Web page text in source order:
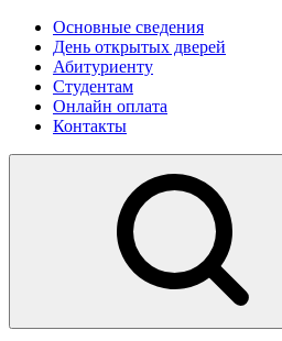
Основные сведения
День открытых дверей
Абитуриенту
Студентам
Онлайн оплата
Контакты